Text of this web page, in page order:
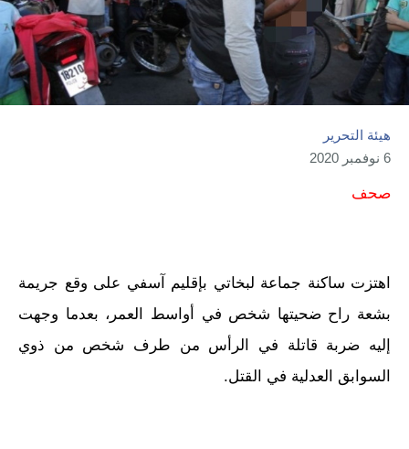
هيئة التحرير
6 نوفمبر 2020
صحف
اهتزت ساكنة جماعة لبخاتي بإقليم آسفي على وقع جريمة
بشعة راح ضحيتها شخص في أواسط العمر، بعدما وجهت
إليه ضربة قاتلة في الرأس من طرف شخص من ذوي
السوابق العدلية في القتل.